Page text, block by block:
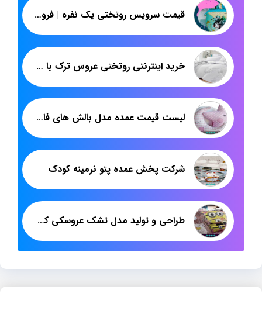
قیمت سرویس روتختی یک نفره | فروش عمده انواع روتختی اسپرت چاپ دیجیتال
خرید اینترنتی روتختی عروس ترک با طرح های جدید
لیست قیمت عمده مدل بالش های فانتزی
شرکت پخش عمده پتو نرمینه کودک
طراحی و تولید مدل تشک عروسکی کودک